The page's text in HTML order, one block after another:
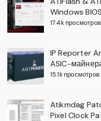
Windows
17.4k просмотров
IP Reporter
ASIC-
15.1k просмотров
Atikmdag
Pixel Clock